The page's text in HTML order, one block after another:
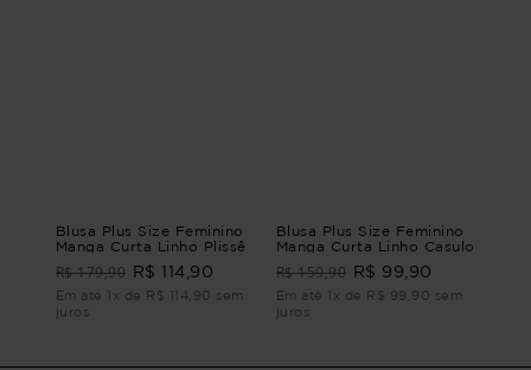
Blusa Plus Size Feminino
Manga Curta Linho Plissê
R$ 179,90 R$ 114,90
Em até 1x de R$ 114,90 sem
juros
Blusa Plus Size Feminino
Manga Curta Linho Casulo
R$ 159,90 R$ 99,90
Em até 1x de R$ 99,90 sem
juros